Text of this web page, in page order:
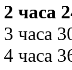
2 часа
3 часа
4 часа